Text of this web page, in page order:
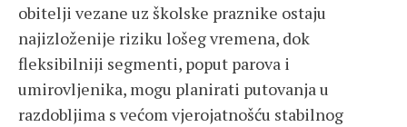
obitelji vezane uz školske praznike ostaju
najizloženije riziku lošeg vremena, dok
fleksibilniji segmenti, poput parova i
umirovljenika, mogu planirati putovanja u
razdobljima s većom vjerojatnošću stabilnog